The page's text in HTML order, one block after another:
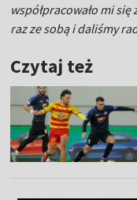
współpracowało mi
raz ze sobą i daliśmy
Czytaj też